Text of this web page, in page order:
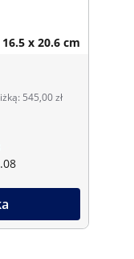
x 20.6 cm
545,00 zł